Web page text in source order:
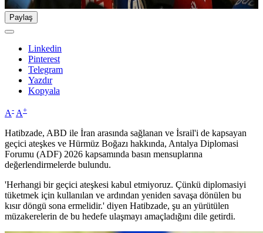
Paylaş
Linkedin
Pinterest
Telegram
Yazdır
Kopyala
A- A+
Hatibzade, ABD ile İran arasında sağlanan ve İsrail'i de kapsayan
geçici ateşkes ve Hürmüz Boğazı hakkında, Antalya Diplomasi
Forumu (ADF) 2026 kapsamında basın mensuplarına
değerlendirmelerde bulundu.
'Herhangi bir geçici ateşkesi kabul etmiyoruz. Çünkü diplomasiyi
tüketmek için kullanılan ve ardından yeniden savaşa dönülen bu
kısır döngü sona ermelidir.' diyen Hatibzade, şu an yürütülen
müzakerelerin de bu hedefe ulaşmayı amaçladığını dile getirdi.